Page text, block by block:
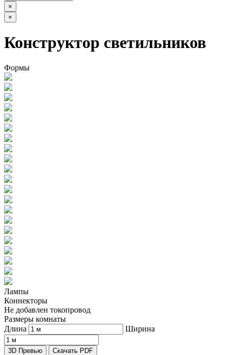
×
×
Конструктор светильников
Формы
Лампы
Коннекторы
Не добавлен токопровод
Размеры комнаты
Длина
Ширина
3D Превью Скачать PDF